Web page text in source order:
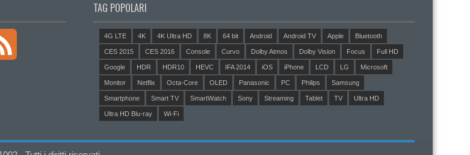
TAG POPOLARI
4G LTE 4K 4K Ultra HD 8K 64 bit Android Android TV Apple Bluetooth
CES 2015 CES 2016 Console Curvo Dolby Atmos Dolby Vision Focus Full HD
Google HDR HDR10 HEVC IFA 2014 iOS iPhone LCD LG Microsoft
Monitor Netflix Octa-Core OLED Panasonic PC Philips Samsung
Smartphone Smart TV SmartWatch Sony Streaming Tablet TV Ultra HD
Ultra HD Blu-ray Wi-Fi